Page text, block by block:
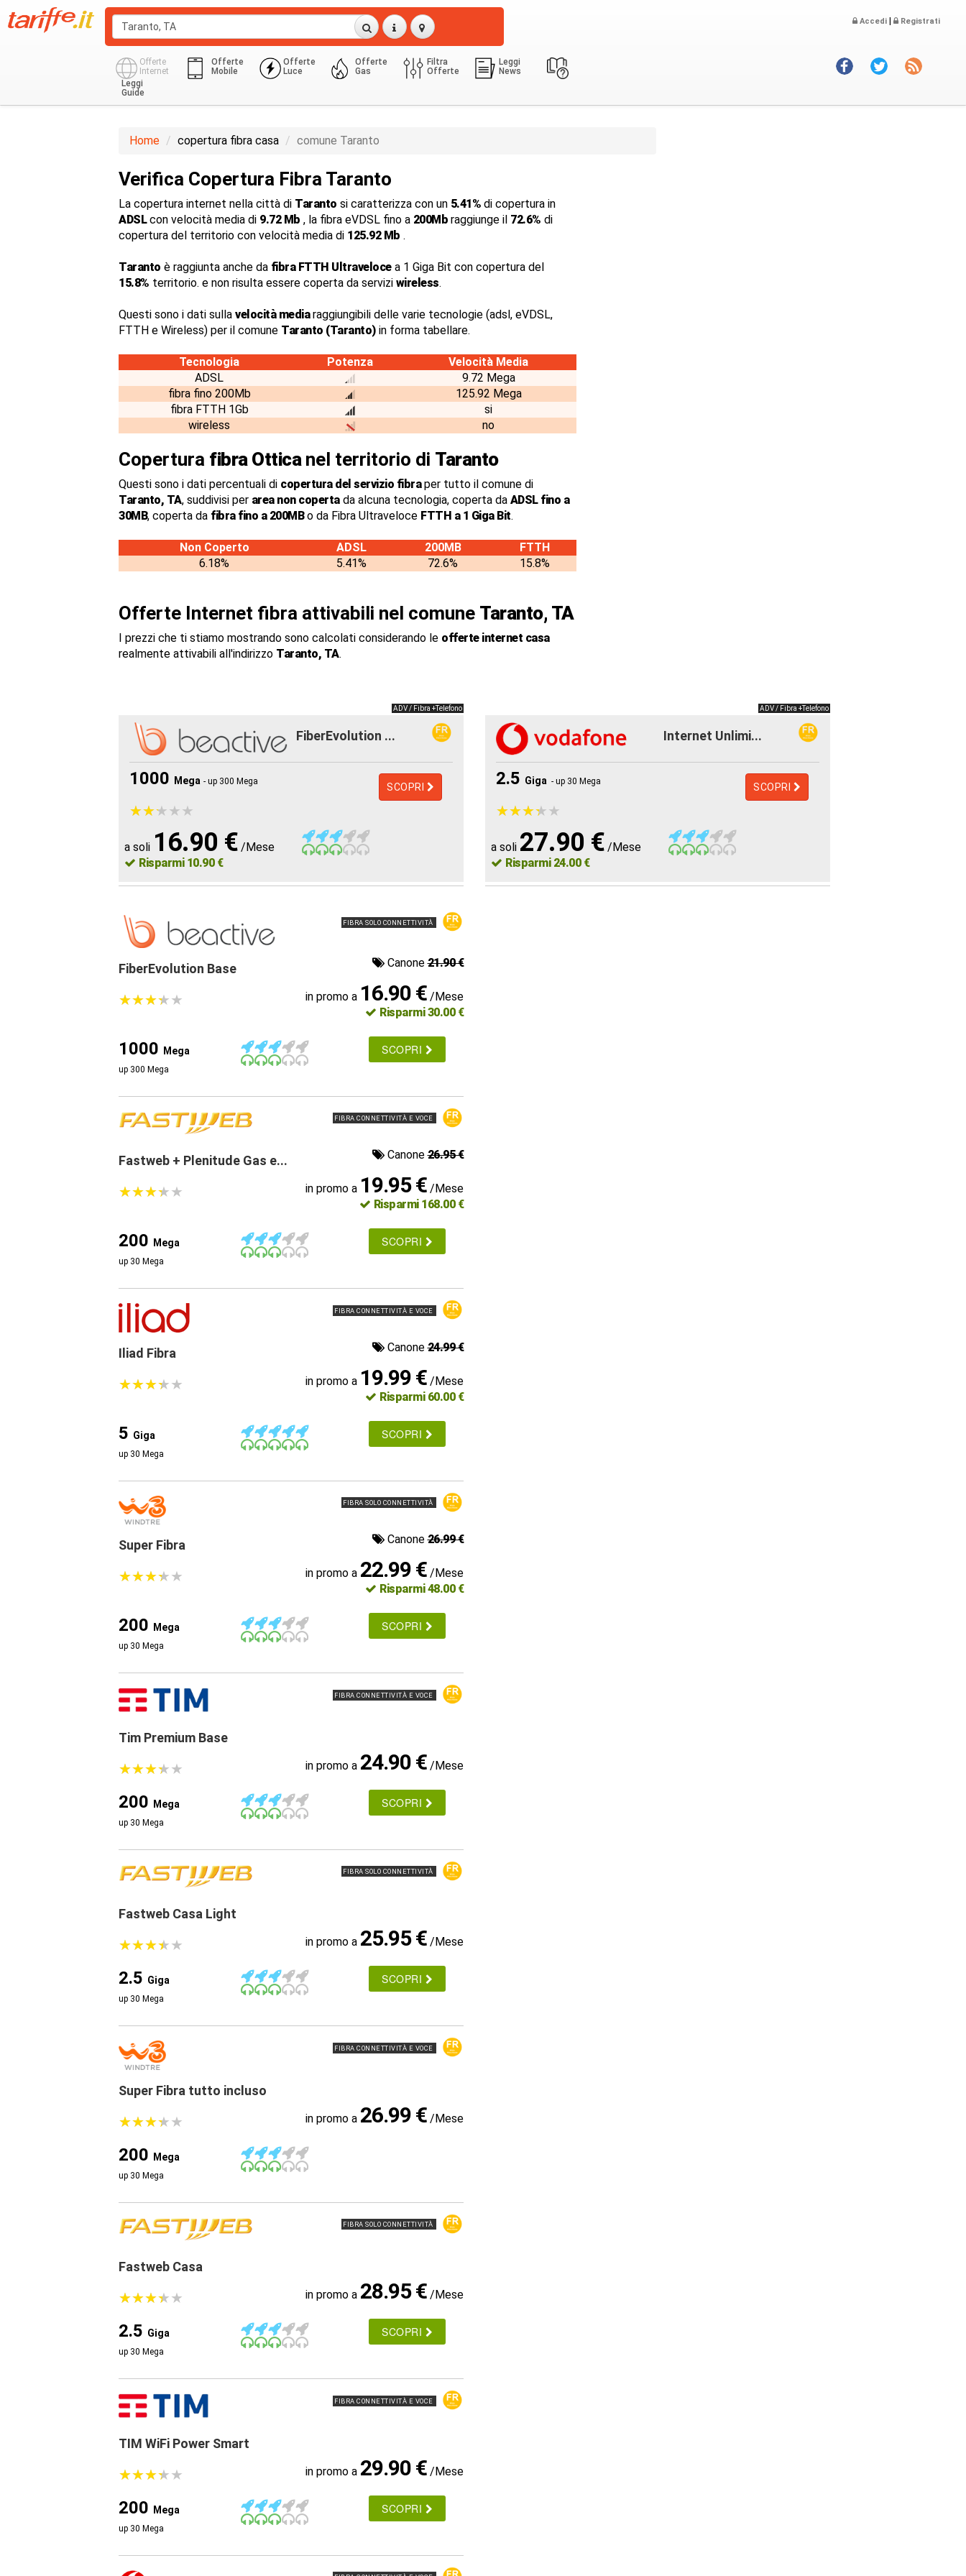
Accedi | Registrati
Offerte
Internet
Offerte
Mobile
Offerte
Luce
Offerte
Gas
Filtra
Offerte
Leggi
News
Leggi
Guide
Home copertura fibra casa comune Taranto
Verifica Copertura Fibra Taranto
La copertura internet nella città di Taranto si caratterizza con un 5.41% di copertura in
ADSLcon velocità media di 9.72 Mb , la fibra eVDSL fino a 200Mb raggiunge il 72.6% di
copertura del territorio con velocità media di 125.92 Mb .
Taranto è raggiunta anche da fibra FTTH Ultravelocea 1 Giga Bit con copertura del
15.8% territorio. e non risulta essere coperta da servizi wireless.
Questi sono i dati sulla velocità mediaraggiungibili delle varie tecnologie (adsl, eVDSL,
FTTH e Wireless) per il comune Taranto (Taranto)in forma tabellare.
Tecnologia Potenza
Velocità Media
ADSL
9.72 Mega
fibra fino 200Mb
125.92 Mega
fibra FTTH 1Gb
si
wireless
no
Copertura fibra Otticanel territorio di Taranto
Questi sono i dati percentuali di copertura del servizio fibraper tutto il comune di
Taranto, TA, suddivisi per area non copertada alcuna tecnologia, coperta da ADSL fino a
30MB, coperta da fibra fino a 200MBo da Fibra Ultraveloce FTTH a 1 Giga Bit.
Non Coperto ADSL 200MB
FTTH
6.18%
5.41% 72.6% 15.8%
Offerte Internet fibra attivabili nel comune Taranto, TA
I prezzi che ti stiamo mostrando sono calcolati considerando le offerte internet casa
realmente attivabili all'indirizzo Taranto, TA.
ADV / Fibra +Telefono
FiberEvolution ...
1000 Mega - up 300 Mega SCOPRI
★★★★★
★★★★★
a soli 16.90 € /Mese
Risparmi 10.90 €
ADV / Fibra +Telefono
Internet Unlimi...
2.5 Giga - up 30 Mega SCOPRI
★★★★★
★★★★★
a soli 27.90 € /Mese
Risparmi 24.00 €
FIBRA SOLO CONNETTIVITÀ
FiberEvolution Base Canone21.90 €
★★★★★
★★★★★ in promo a 16.90 € /Mese
Risparmi 30.00 €
1000 Mega
up 300 Mega
SCOPRI
FIBRA CONNETTIVITÀ E VOCE
Fastweb + Plenitude Gas e... Canone26.95 €
★★★★★
★★★★★ in promo a 19.95 € /Mese
Risparmi 168.00 €
200 Mega
up 30 Mega
SCOPRI
FIBRA CONNETTIVITÀ E VOCE
Iliad Fibra Canone24.99 €
★★★★★
★★★★★ in promo a 19.99 € /Mese
Risparmi 60.00 €
5 Giga
up 30 Mega
SCOPRI
FIBRA SOLO CONNETTIVITÀ
Super Fibra Canone26.99 €
★★★★★
★★★★★ in promo a 22.99 € /Mese
Risparmi 48.00 €
200 Mega
up 30 Mega
SCOPRI
FIBRA CONNETTIVITÀ E VOCE
Tim Premium Base
★★★★★
★★★★★ in promo a 24.90 € /Mese
200 Mega
up 30 Mega
SCOPRI
FIBRA SOLO CONNETTIVITÀ
Fastweb Casa Light
★★★★★
★★★★★ in promo a 25.95 € /Mese
2.5 Giga
up 30 Mega
SCOPRI
FIBRA CONNETTIVITÀ E VOCE
Super Fibra tutto incluso
★★★★★
★★★★★ in promo a 26.99 € /Mese
200 Mega
up 30 Mega
FIBRA SOLO CONNETTIVITÀ
Fastweb Casa
★★★★★
★★★★★ in promo a 28.95 € /Mese
2.5 Giga
up 30 Mega
SCOPRI
FIBRA CONNETTIVITÀ E VOCE
TIM WiFi Power Smart
★★★★★
★★★★★ in promo a 29.90 € /Mese
200 Mega
up 30 Mega
SCOPRI